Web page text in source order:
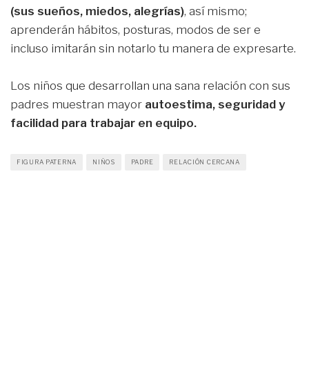
(sus sueños, miedos, alegrías), así mismo;
aprenderán hábitos, posturas, modos de ser e
incluso imitarán sin notarlo tu manera de expresarte.
Los niños que desarrollan una sana relación con sus
padres muestran mayor autoestima, seguridad y
facilidad para trabajar en equipo.
FIGURA PATERNA NIÑOS PADRE RELACIÓN CERCANA